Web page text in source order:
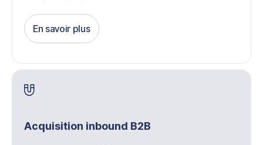
En savoir plus
Get Started
Acquisition inbound B2B